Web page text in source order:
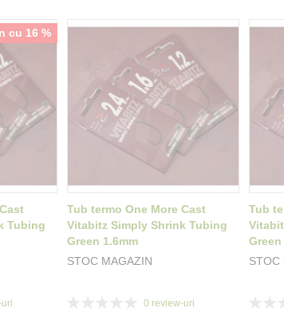
cu 16 %
Tubing
Tub termo One More Cast
Vitabitz Simply Shrink Tubing
Green 1.6mm
STOC MAGAZIN
0 review-uri
Tub
Green
STOC